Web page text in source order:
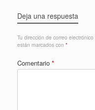
Deja una respuesta
Tu dirección de correo electrónico
están marcados con *
Comentario *